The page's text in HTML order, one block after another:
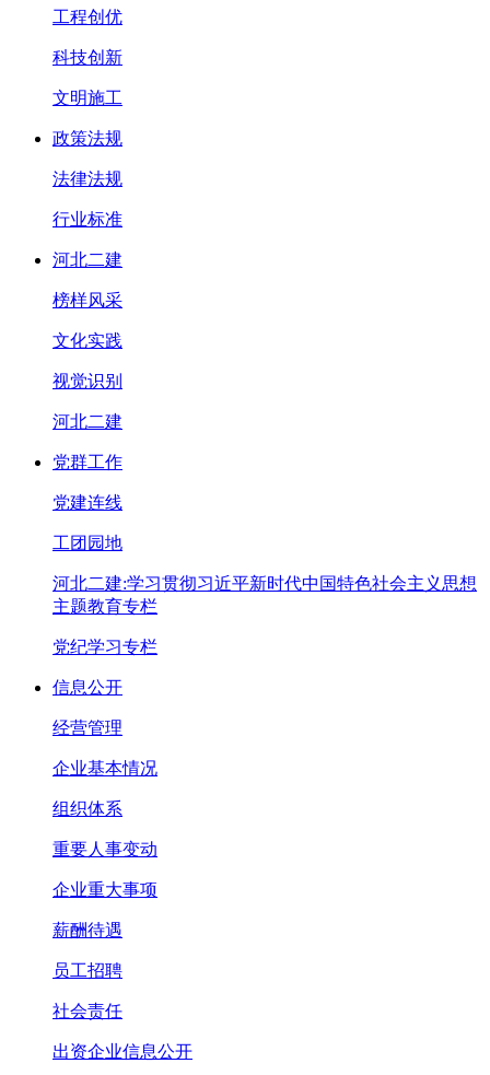
工程创优
科技创新
文明施工
政策法规
法律法规
行业标准
河北二建
榜样风采
文化实践
视觉识别
河北二建
党群工作
党建连线
工团园地
河北二建:学习贯彻习近平新时代中国特色社会主义思想
主题教育专栏
党纪学习专栏
信息公开
经营管理
企业基本情况
组织体系
重要人事变动
企业重大事项
薪酬待遇
员工招聘
社会责任
出资企业信息公开